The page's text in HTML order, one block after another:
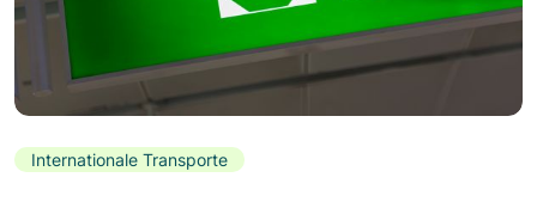
Internationale Transporte